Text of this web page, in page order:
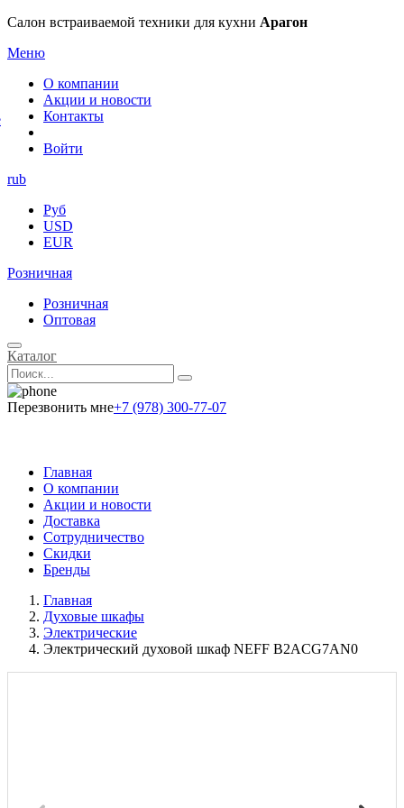
Салон встраиваемой техники для кухни Арагон
Меню
О компании
Акции и новости
Контакты
Войти
rub
Руб
USD
EUR
Розничная
Розничная
Оптовая
Каталог
Перезвонить мне+7 (978) 300-77-07
Главная
О компании
Акции и новости
Доставка
Сотрудничество
Скидки
Бренды
Главная
Духовые шкафы
Электрические
Электрический духовой шкаф NEFF B2ACG7AN0